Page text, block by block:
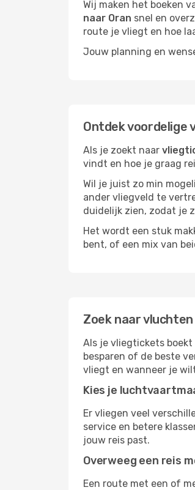
Wij maken het boeken
naar Oran snel en
route je vliegt en hoe
Jouw planning en
Ontdek voordelige
Als je zoekt naar
vindt en hoe je graag
Wil je juist zo min
ander vliegveld te
duidelijk zien, zodat je
Het wordt een stuk
bent, of een mix van
Zoek naar
Als je vliegtickets boekt
besparen of de beste
vliegt en wanneer je
Kies je
Er vliegen veel
service en betere
jouw reis past.
Overweeg een reis
Een route met een of